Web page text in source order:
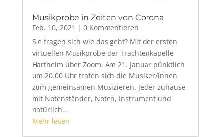
Musikprobe in Zeiten von Corona
Feb. 10, 2021 | 0 Kommentieren
Sie fragen sich wie das geht? Mit der ersten
virtuellen Musikprobe der Trachtenkapelle
Hartheim über Zoom. Am 21. Januar pünktlich
um 20.00 Uhr trafen sich die Musiker/innen
zum gemeinsamen Musizieren. Jeder zuhause
mit Notenständer, Noten, Instrument und
natürlich...
Mehr lesen